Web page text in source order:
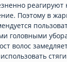
реагируют
Поэтому в
головными
волос